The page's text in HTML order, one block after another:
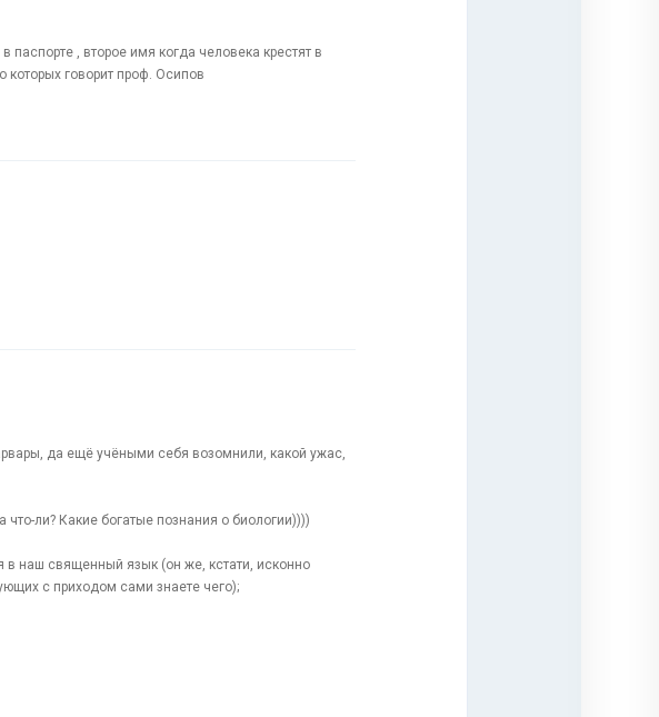
, второе имя когда человека крестят в
которых говорит проф. Осипов
да ещё учёными себя возомнили, какой ужас,
что-ли? Какие богатые познания о биологии))))
наш священный язык (он же, кстати, исконно
с приходом сами знаете чего);